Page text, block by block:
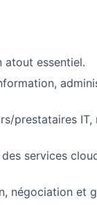
atout essentiel.
prestataires
services
négociation et